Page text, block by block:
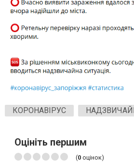
КОРОНАВІРУС
Оцініть першим
(0 оцінок)